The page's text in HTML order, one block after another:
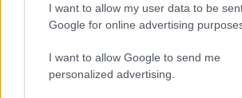
I want to allow my user data to be
Google for online advertising
I want to allow Google to send me
personalized advertising.